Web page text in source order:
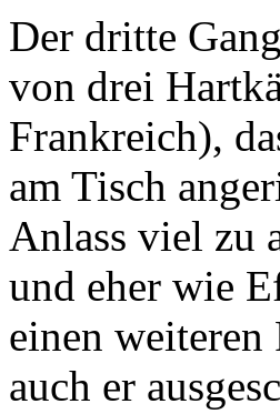
Der dritte
von drei
Frankreich),
am Tisch
Anlass viel zu
und eher wie
einen
auch er